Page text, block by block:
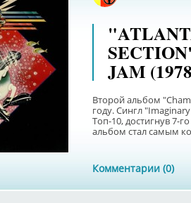
JAM
Второй альбом
году. Сингл
Топ-10, достигнув 7-
альбом стал самым
Комментарии (0)